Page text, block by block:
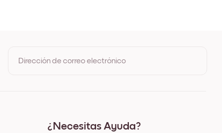
Dirección de correo electrónico
¿Necesitas Ayuda?